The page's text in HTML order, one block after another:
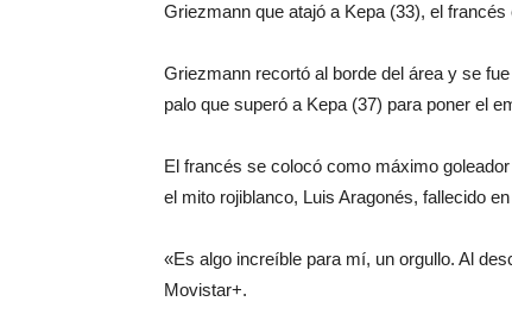
Griezmann que atajó a Kepa (33), el
Griezmann recortó al borde del área y se
palo que superó a Kepa (37) para poner el
El francés se colocó como máximo
el mito rojiblanco, Luis Aragonés, fallecido
«Es algo increíble para mí, un orgullo. Al
Movistar+.